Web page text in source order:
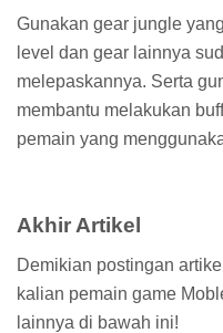
Gunakan gear jungle
level dan gear lainnya
melepaskannya. Serta
membantu melakukan
pemain yang
Akhir Artikel
Demikian postingan
kalian pemain game
lainnya di bawah ini!